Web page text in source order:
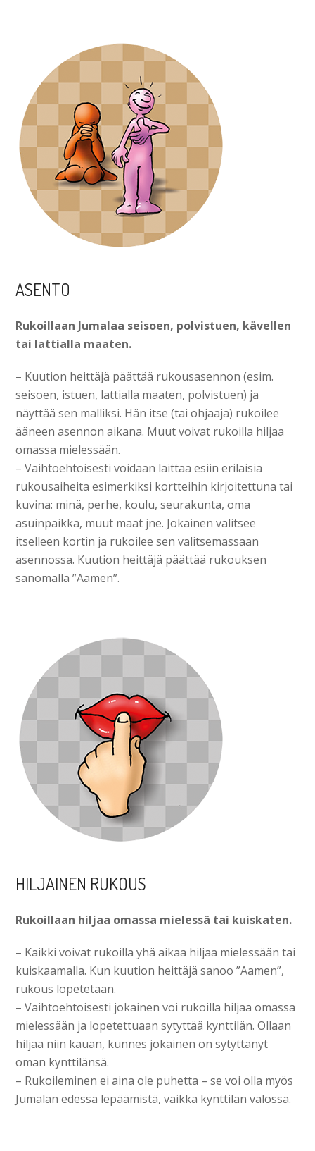
ASENTO
Rukoillaan Jumalaa seisoen, polvistuen, kävellen
tai lattialla maaten.
– Kuution heittäjä päättää rukousasennon (esim.
seisoen, istuen, lattialla maaten, polvistuen) ja
näyttää sen malliksi. Hän itse (tai ohjaaja) rukoilee
ääneen asennon aikana. Muut voivat rukoilla hiljaa
omassa mieles­sään.
– Vaihtoehtoisesti voidaan laittaa esiin erilaisia
rukousaiheita esimerkiksi kortteihin kirjoitettuna tai
kuvina: minä, perhe, koulu, seurakunta, oma
asuinpaikka, muut maat jne. Jokainen valitsee
itselleen kortin ja rukoilee sen valitsemassaan
asennossa. Kuution heittäjä päättää rukouksen
sanomalla ”Aamen”.
HILJAINEN RUKOUS
Rukoillaan hiljaa omassa mielessä tai kuiskaten.
– Kaikki voivat rukoilla yhä aikaa hiljaa mielessään tai
kuiskaamalla. Kun kuution heittäjä sanoo ”Aa­men”,
rukous lopetetaan.
– Vaihtoehtoisesti jokainen voi rukoilla hiljaa omas­sa
mielessään ja lopetettuaan sytyttää kynttilän. Ollaan
hiljaa niin kauan, kunnes jokainen on sytyt­tänyt
oman kynttilänsä.
– Rukoileminen ei aina ole puhetta – se voi olla myös
Jumalan edessä lepäämistä, vaikka kynttilän valossa.